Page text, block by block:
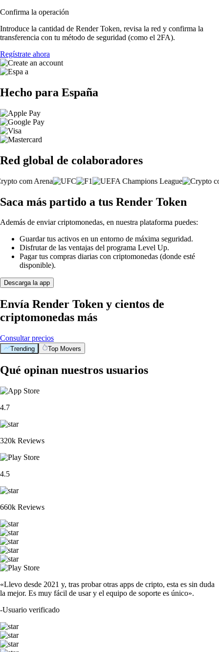
Confirma la operación
Introduce la cantidad de Render Token, revisa la red y confirma la
transferencia con tu método de seguridad (como el 2FA).
Regístrate ahora
Hecho para España
Red global de colaboradores
Saca más partido a tus Render Token
Además de enviar criptomonedas, en nuestra plataforma puedes:
Guardar tus activos en un entorno de máxima seguridad.
Disfrutar de las ventajas del programa Level Up.
Pagar tus compras diarias con criptomonedas (donde esté
disponible).
Descarga la app
Envía Render Token y cientos de
criptomonedas más
Consultar precios
Trending Top Movers
Qué opinan nuestros usuarios
4.7
320k Reviews
4.5
660k Reviews
«Llevo desde 2021 y, tras probar otras apps de cripto, esta es sin duda
la mejor. Es muy fácil de usar y el equipo de soporte es único».
-Usuario verificado